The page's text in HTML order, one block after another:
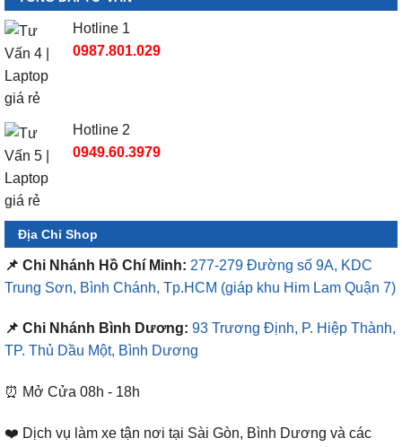
Hotline 1
0987.801.029
Hotline 2
0949.60.3979
Địa Chỉ Shop
📌 Chi Nhánh Hồ Chí Minh: 277-279 Đường số 9A, KDC
Trung Sơn, Bình Chánh, Tp.HCM (giáp khu Him Lam Quận 7)
📌 Chi Nhánh Bình Dương: 93 Trương Định, P. Hiệp Thành,
TP. Thủ Dầu Một, Bình Dương
⏰ Mở Cửa 08h - 18h
❤️ Dịch vụ làm xe tận nơi tại Sài Gòn, Bình Dương và các